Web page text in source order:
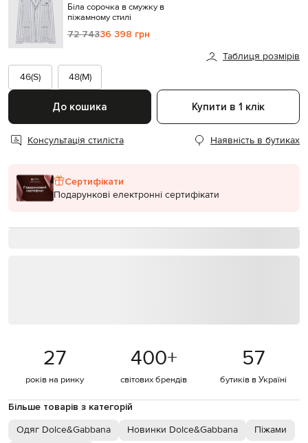
Біла сорочка в смужку в
піжамному стилі
72 74336 398 грн
Таблиця розмірів
46(S)
48(M)
До кошика Купити в 1 клік
Консультація стиліста Наявність в бутиках
Сертифікати
Подарункові електронні сертифікати
27
років на ринку
400+
світових брендів
57
бутиків в Україні
Більше товарів з категорій
Одяг Dolce&Gabbana Новинки Dolce&Gabbana Піжами